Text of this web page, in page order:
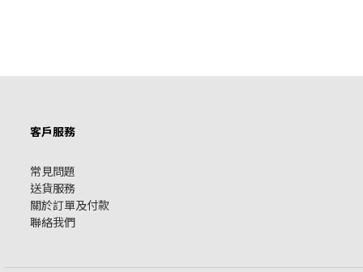
客戶服務
常見問題
送貨服務
關於訂單及付款
聯絡我們